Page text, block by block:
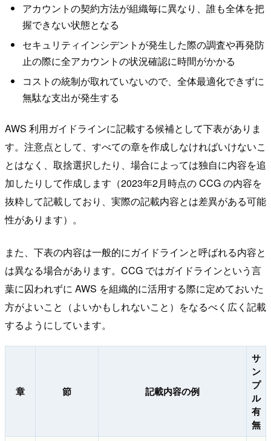
アカウントの契約方法が組織毎に異なり、誰も全体を把
握できない状態となる
セキュリティインシデントが発生した際の調査や再発防
止の際に全アカウントの状況確認に時間がかかる
コストの統制が取れていないので、全体最適化できずに
無駄な支出が発生する
AWS 利用ガイドラインに記載する候補として下表がありま
す。注意点として、すべての章を作成しなければいけないこ
とはなく、取捨選択したり、場合によっては独自に内容を追
加したりして作成します（2023年2月時点の CCG の内容を
抜粋して記載しており、実際の記載内容とは差異がある可能
性があります）。
また、下表の内容は一般的にガイドラインと呼ばれる内容と
は異なる場合があります。CCG ではガイドラインという言
葉に囚われずに AWS を組織的に活用する際に定めておいた
方がよいこと（よいかもしれないこと）をなるべく広く記載
するようにしています。
章 節 記載内容の例
サ
ン
プ
ル
有
無